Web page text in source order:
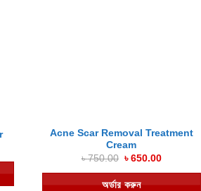
Acne Scar Removal Treatment
Cream
৳750.00 Original
was:
৳ 750.00.
৳650.00Current
is:
৳ 650.00.
অর্ডার করুন